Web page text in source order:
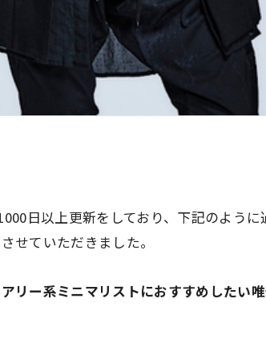
日以上更新をしており、下記のように
せていただきました。
アリー系ミニマリストにおすすめしたい